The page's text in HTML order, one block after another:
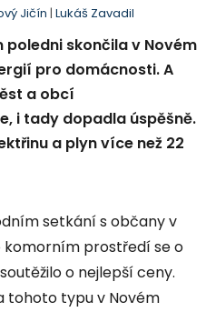
Jičín | Lukáš Zavadil
skončila v Novém
pro domácnosti. A
a obcí
i tady dopadla úspěšně.
a plyn více než 22
setkání s občany v
komorním prostředí se o
o nejlepší ceny.
tohoto typu v Novém